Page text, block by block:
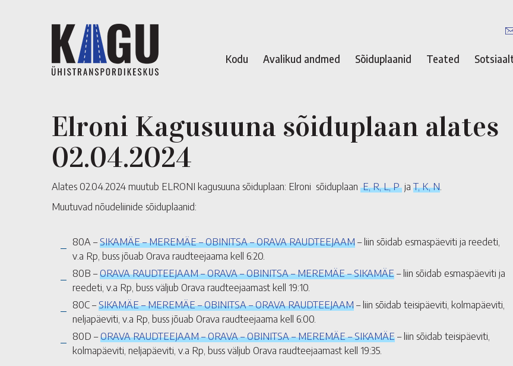
Kodu Avalikud andmed Sõiduplaanid Teated
Elroni Kagusuuna sõiduplaan alates
02.04.2024
Alates 02.04.2024 muutub ELRONI kagusuuna sõiduplaan: Elroni sõiduplaan E, R, L, Pja T, K, N
Muutuvad nõudeliinide sõiduplaanid:
80A –SIKAMÄE – MEREMÄE – OBINITSA – ORAVA RAUDTEEJAAM– liin sõidab esmaspäeviti ja reedeti,
v.a Rp, buss jõuab Orava raudteejaama kell 6:20.
80B –ORAVA RAUDTEEJAAM – ORAVA – OBINITSA – MEREMÄE – SIKAMÄE– liin sõidab esmaspäeviti ja
reedeti, v.a Rp, buss väljub Orava raudteejaamast kell 19:10.
80C –SIKAMÄE – MEREMÄE – OBINITSA – ORAVA RAUDTEEJAAM– liin sõidab teisipäeviti, kolmapäeviti,
neljapäeviti, v.a Rp, buss jõuab Orava raudteejaama kell 6:00.
80D –ORAVA RAUDTEEJAAM – ORAVA – OBINITSA – MEREMÄE – SIKAMÄE– liin sõidab teisipäeviti,
kolmapäeviti, neljapäeviti, v.a Rp, buss väljub Orava raudteejaamast kell 19:35.